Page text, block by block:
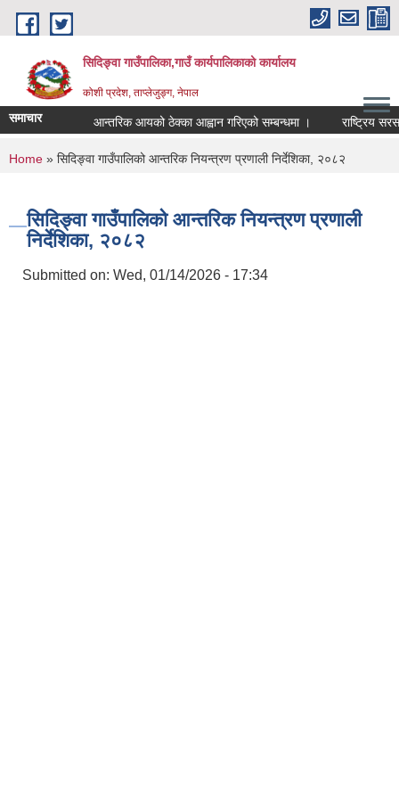
Skip to main content
सिदिङ्वा गाउँपालिका,गाउँ कार्यपालिकाको कार्यालय
कोशी प्रदेश, ताप्लेजुङ्ग, नेपाल
समाचार आन्तरिक आयको ठेक्का आह्वान गरिएको सम्बन्धमा । राष्ट्रिय
You are here
Home » सिदिङ्वा गाउँपालिको आन्तरिक नियन्त्रण प्रणाली निर्देशिका, २०८२
सिदिङ्वा गाउँपालिको आन्तरिक नियन्त्रण प्रणाली
निर्देशिका, २०८२
Submitted on: Wed, 01/14/2026 - 17:34